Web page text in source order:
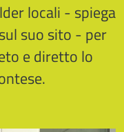
locali - spiega
suo sito - per
e diretto lo